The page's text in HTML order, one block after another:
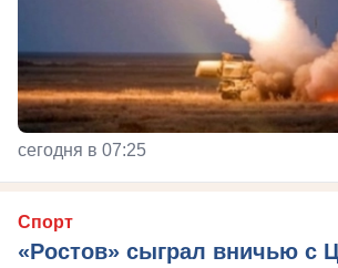
сегодня в 07:25
Спорт
«Ростов» сыграл вничью с